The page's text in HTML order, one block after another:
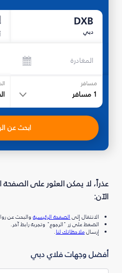
DXB
دبي
المغادرة
مسافر
1 مسافر
ابحث عن
عذراً، لا يمكن العثور على
الآن:
الانتقال إلىالصفحة الرئيسيةوالبحث عن
الضغط على زر "الرجوع" وتجربة رابط آخر.
إرسالملاحظاتك لنا.
أفضل وجهات فلاي دبي